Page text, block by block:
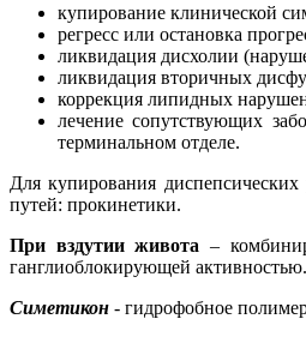
купирование клинической
регресс или остановка
ликвидация дисхолии
ликвидация вторичных
коррекция липидных
лечение сопутствующих
терминальном отделе.
Для купирования
путей: прокинетики.
При вздутии живота –
ганглиоблокирующей
Симетикон - гидрофобное